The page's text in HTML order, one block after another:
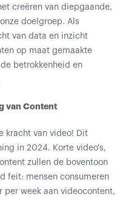
creëren van diepgaande,
doelgroep. Als
van data en inzicht
op maat gemaakte
betrokkenheid en
van Content
kracht van video! Dit
in 2024. Korte video's,
zullen de boventoon
feit: mensen consumeren
per week aan videocontent,